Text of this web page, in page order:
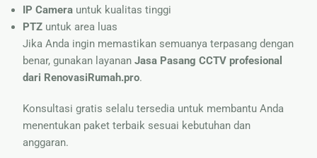
IP Camera untuk kualitas tinggi
PTZ untuk area luas
Jika Anda ingin memastikan semuanya terpasang dengan
benar, gunakan layananJasa Pasang CCTV profesional
dari RenovasiRumah.pro.
Konsultasi gratis selalu tersedia untuk membantu Anda
menentukan paket terbaik sesuai kebutuhan dan
anggaran.